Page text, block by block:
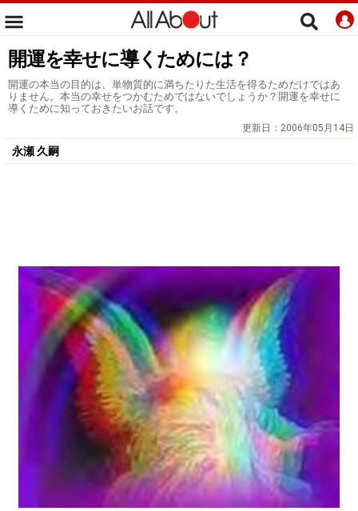
開運を幸せに導くためには？
開運の本当の目的は、単物質的に満ちたりた生活を得るためだけではあ
りません。本当の幸せをつかむためではないでしょうか？開運を幸せに
導くために知っておきたいお話です。
更新日： 2006年05月14日
永瀬 久嗣